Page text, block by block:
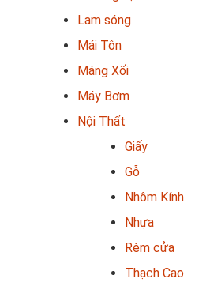
Lam sóng
Mái Tôn
Máng Xối
Máy Bơm
Nội Thất
Giấy
Gỗ
Nhôm Kính
Nhựa
Rèm cửa
Thạch Cao